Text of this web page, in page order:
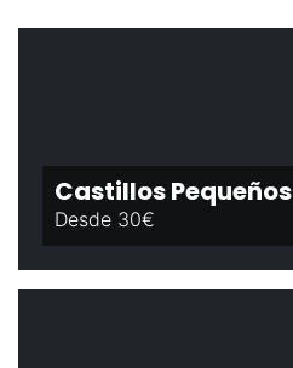
Castillos Pequeños
Desde 30€